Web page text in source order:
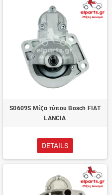
S0609S Μίζα τύπου Bosch FIAT
LANCIA
DETAILS